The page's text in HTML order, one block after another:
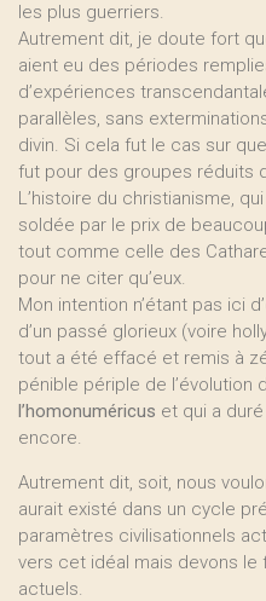
les plus guerriers.
Autrement dit, je doute fort
aient eu des périodes
d’expériences
parallèles, sans
divin. Si cela fut le cas sur
fut pour des groupes réduits
L’histoire du christianisme,
soldée par le prix de
tout comme celle des
pour ne citer qu’eux.
Mon intention n’étant pas ici
d’un passé glorieux (voire
tout a été effacé et remis à
pénible périple de l’évolution
l’homonuméricus et qui a
encore.
Autrement dit, soit, nous
aurait existé dans un cycle
paramètres civilisationnels
vers cet idéal mais devons le
actuels.